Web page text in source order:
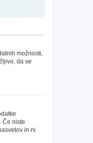
možnosti,
da se
Če niste
in ni